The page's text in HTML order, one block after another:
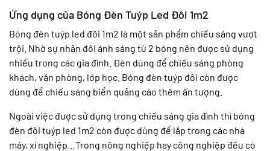
Ứng dụng của Bóng Đèn Tuýp Led Đôi 1m2
Bóng đèn tuýp led đôi 1m2 là một sản phẩm chiếu sáng vượt
trội. Nhờ sự nhân đôi ánh sáng từ 2 bóng nên được sử dụng
nhiều trong các gia đình. Đèn dùng để chiếu sáng phòng
khách, văn phòng, lớp học. Bóng đèn tuýp đôi còn được
dùng để chiếu sáng biển quảng cáo thêm ấn tượng.
Ngoài việc được sử dụng trong chiếu sáng gia đình thì bóng
đèn đôi tuýp led 1m2 còn được dùng để lắp trong các nhà
máy, xí nghiệp…Trong nông nghiệp hay công nghiệp đều có